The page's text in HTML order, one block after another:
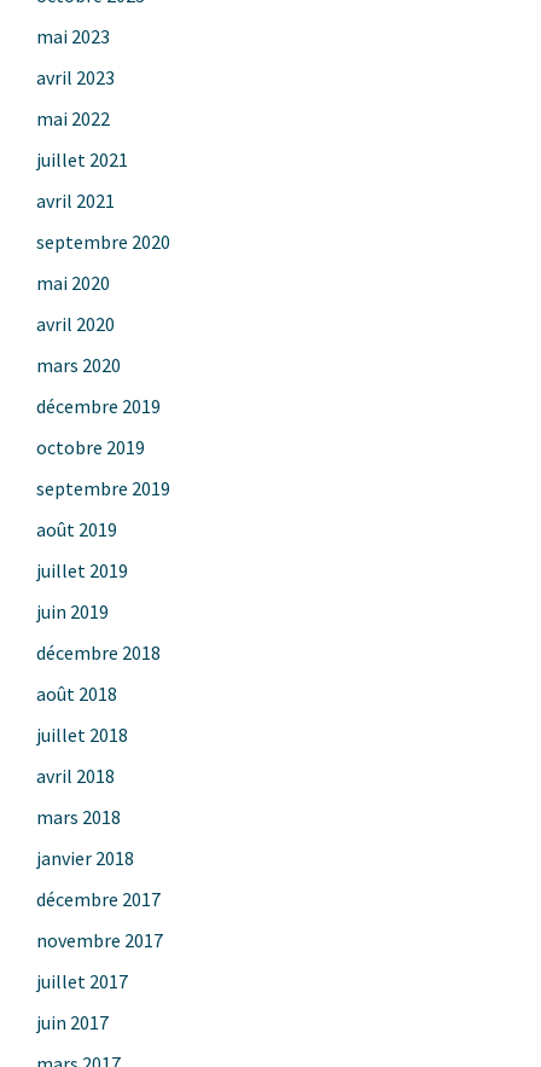
mai 2023
avril 2023
mai 2022
juillet 2021
avril 2021
septembre 2020
mai 2020
avril 2020
mars 2020
décembre 2019
octobre 2019
septembre 2019
août 2019
juillet 2019
juin 2019
décembre 2018
août 2018
juillet 2018
avril 2018
mars 2018
janvier 2018
décembre 2017
novembre 2017
juillet 2017
juin 2017